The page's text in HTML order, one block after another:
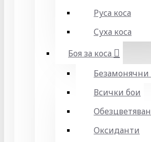
Руса коса
Суха коса
Боя за коса
Безамонячни
Всички бои
Оксиданти